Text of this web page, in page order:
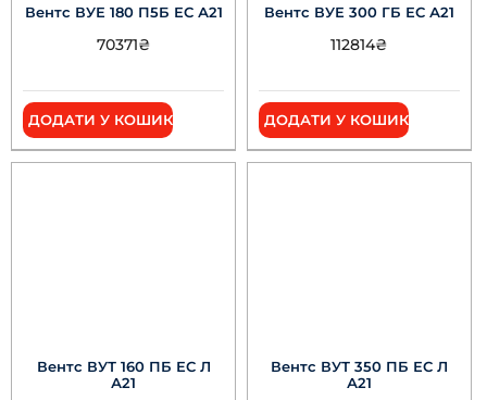
Вентс ВУЕ 180 П5Б ЕС А21
70371₴
ДОДАТИ У КОШИК
Вентс ВУЕ 300 ГБ ЕС А21
112814₴
ДОДАТИ У КОШИК
Вентс ВУТ 160 ПБ ЕС Л
А21
Вентс ВУТ 350 ПБ ЕС Л
А21